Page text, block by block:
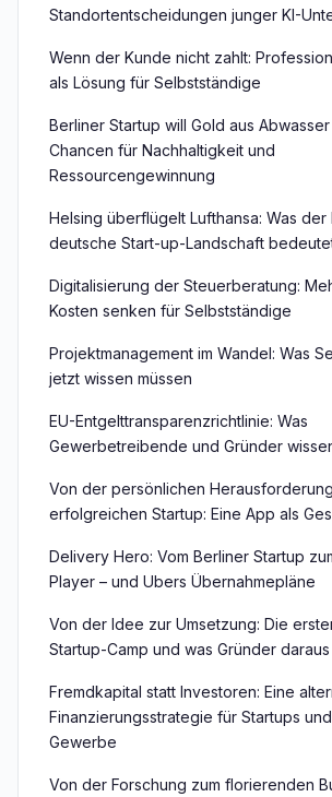
Standortentscheidungen junger KI-
Wenn der Kunde nicht zahlt:
als Lösung für Selbstständige
Berliner Startup will Gold aus
Chancen für Nachhaltigkeit und
Ressourcengewinnung
Helsing überflügelt Lufthansa: Was
deutsche Start-up-Landschaft
Digitalisierung der Steuerberatung:
Kosten senken für Selbstständige
Projektmanagement im Wandel: Was
jetzt wissen müssen
EU-Entgelttransparenzrichtlinie: Was
Gewerbetreibende und Gründer
Von der persönlichen
erfolgreichen Startup: Eine App als
Delivery Hero: Vom Berliner Startup
Player – und Ubers Übernahmepläne
Von der Idee zur Umsetzung: Die
Startup-Camp und was Gründer
Fremdkapital statt Investoren: Eine
Finanzierungsstrategie für Startups
Gewerbe
Von der Forschung zum florierenden